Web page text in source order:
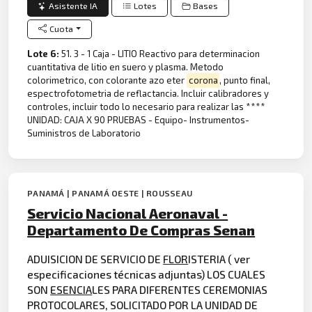
Asistente IA Lotes Bases
Cuota
Lote 6:51. 3 - 1 Caja - LITIO Reactivo para determinacion
cuantitativa de litio en suero y plasma. Metodo
colorimetrico, con colorante azo eter corona, punto final,
espectrofotometria de reflactancia. Incluir calibradores y
controles, incluir todo lo necesario para realizar las ****
UNIDAD: CAJA X 90 PRUEBAS - Equipo- Instrumentos-
Suministros de Laboratorio
PANAMÁ | PANAMÁ OESTE | ROUSSEAU
Servicio Nacional Aeronaval -
Departamento De Compras Senan
ADUISICION DE SERVICIO DE FLORISTERIA ( ver
especificaciones técnicas adjuntas) LOS CUALES
SON ESENCIALES PARA DIFERENTES CEREMONIAS
PROTOCOLARES, SOLICITADO POR LA UNIDAD DE